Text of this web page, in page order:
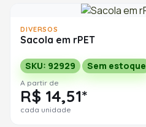
DIVERSOS
Sacola em rPET
SKU: 92929 Sem estoque
A partir de
R$ 14,51*
cada unidade